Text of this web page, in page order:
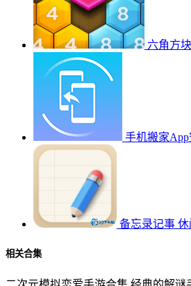
六角方
手机搬家
备忘录记事 休
相关合集